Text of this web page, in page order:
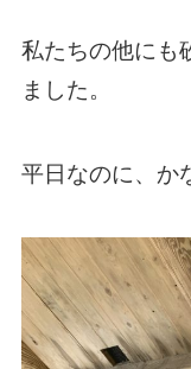
私たちの他にも
ました。
平日なのに、か